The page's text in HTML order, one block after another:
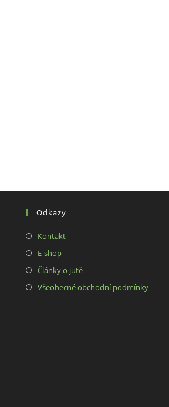
Odkazy
KontaktOpens
tab
E-shopOpens
in
Články o jutěOpens
in
Všeobecné obchodní podmínkyOpens